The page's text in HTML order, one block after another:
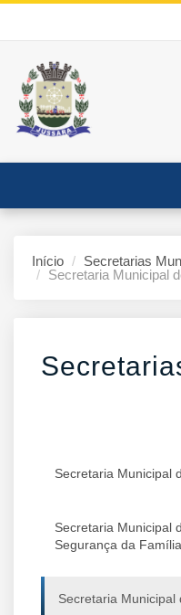
Início
Secretarias
Secretaria Municipal
Secretaria Municipal
Secretaria Municipal
Segurança da Família
Secretaria Municipal